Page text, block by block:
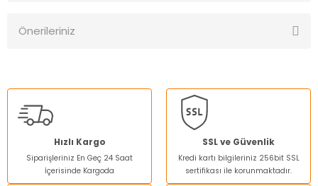
Önerileriniz
kullanarak tarafımıza iletebilirsiniz.
Görüş ve önerileriniz için teşekkür ederiz.
Ürün resmi kalitesiz, bozuk veya görüntülenemiyor.
Ürün açıklamasında eksik bilgiler bulunuyor.
Ürün bilgilerinde hatalar bulunuyor.
Hızlı Kargo
Siparişleriniz En Geç 24 Saat
İçerisinde Kargoda
SSL ve Güvenlik
Kredi kartı bilgileriniz 256bit SSL
sertifikası ile korunmaktadır.